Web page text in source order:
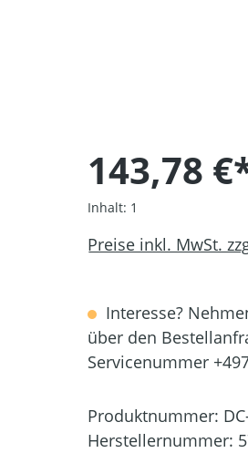
143,78
Inhalt: 1
Preise inkl. MwSt.
Interesse?
über den
Servicenummer
Produktnummer:
Herstellernummer: